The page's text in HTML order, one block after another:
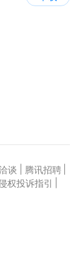
谈 腾讯招聘
权投诉指引